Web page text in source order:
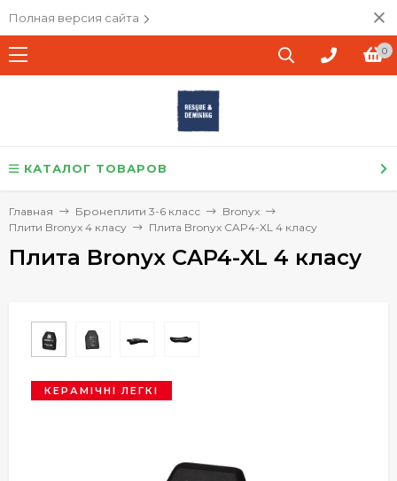
Полная версия сайта
0
КАТАЛОГ ТОВАРОВ
Главная Бронеплити 3-6 класс
Bronyx
Плити Bronyx 4 класу
Плита Bronyx CAP4-XL 4 класу
Плита Bronyx CAP4-XL 4 класу
КЕРАМІЧНІ ЛЕГКІ